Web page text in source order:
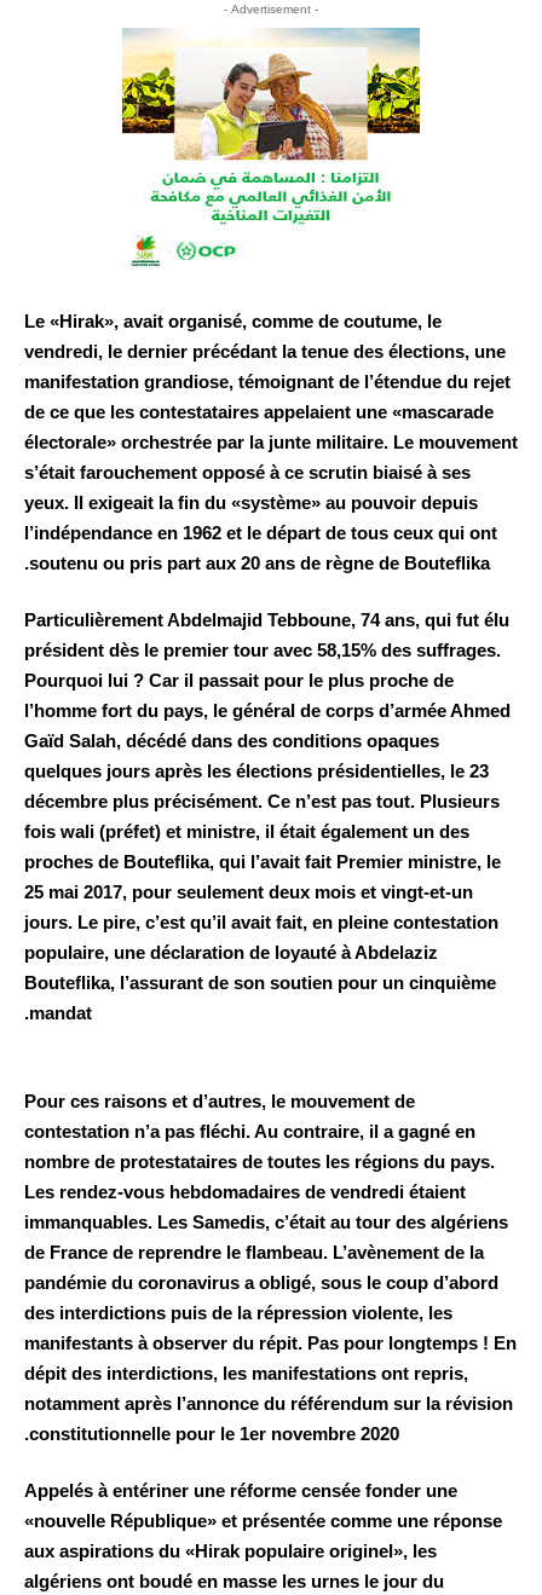
- Advertisement -
Le «Hirak», avait organisé, comme de coutume, le
vendredi, le dernier précédant la tenue des élections, une
manifestation grandiose, témoignant de l’étendue du rejet
de ce que les contestataires appelaient une «mascarade
électorale» orchestrée par la junte militaire. Le mouvement
s’était farouchement opposé à ce scrutin biaisé à ses
yeux. Il exigeait la fin du «système» au pouvoir depuis
l’indépendance en 1962 et le départ de tous ceux qui ont
soutenu ou pris part aux 20 ans de règne de Bouteflika.
Particulièrement Abdelmajid Tebboune, 74 ans, qui fut élu
président dès le premier tour avec 58,15% des suffrages.
Pourquoi lui ? Car il passait pour le plus proche de
l’homme fort du pays, le général de corps d’armée Ahmed
Gaïd Salah, décédé dans des conditions opaques
quelques jours après les élections présidentielles, le 23
décembre plus précisément. Ce n’est pas tout. Plusieurs
fois wali (préfet) et ministre, il était également un des
proches de Bouteflika, qui l’avait fait Premier ministre, le
25 mai 2017, pour seulement deux mois et vingt-et-un
jours. Le pire, c’est qu’il avait fait, en pleine contestation
populaire, une déclaration de loyauté à Abdelaziz
Bouteflika, l’assurant de son soutien pour un cinquième
mandat.
Pour ces raisons et d’autres, le mouvement de
contestation n’a pas fléchi. Au contraire, il a gagné en
nombre de protestataires de toutes les régions du pays.
Les rendez-vous hebdomadaires de vendredi étaient
immanquables. Les Samedis, c’était au tour des algériens
de France de reprendre le flambeau. L’avènement de la
pandémie du coronavirus a obligé, sous le coup d’abord
des interdictions puis de la répression violente, les
manifestants à observer du répit. Pas pour longtemps ! En
dépit des interdictions, les manifestations ont repris,
notamment après l’annonce du référendum sur la révision
constitutionnelle pour le 1er novembre 2020.
Appelés à entériner une réforme censée fonder une
«nouvelle République» et présentée comme une réponse
aux aspirations du «Hirak populaire originel», les
algériens ont boudé en masse les urnes le jour du